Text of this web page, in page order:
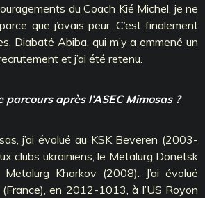
du Coach Kié Michel, je ne
que j’avais peur. C’est finalement
Diabaté Abiba, qui m’y a emmené un
et j’ai été retenu.
après l’ASEC Mimosas ?
j’ai évolué au KSK Beveren (2003-
clubs ukrainiens, le Metalurg Donetsk
Kharkov (2008). J’ai évolué
en 2012-1013, à l’US Royon